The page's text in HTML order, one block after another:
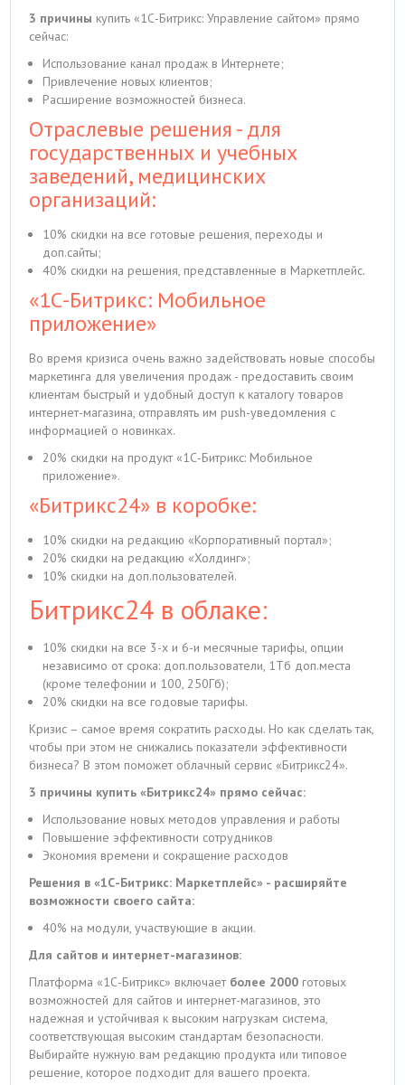
3 причины купить «1С-Битрикс: Управление сайтом» прямо
сейчас:
Использование канал продаж в Интернете;
Привлечение новых клиентов;
Расширение возможностей бизнеса.
Отраслевые решения - для
государственных и учебных
заведений, медицинских
организаций:
10% скидки на все готовые решения, переходы и
доп.сайты;
40% скидки на решения, представленные в Маркетплейс.
«1С-Битрикс: Мобильное
приложение»
Во время кризиса очень важно задействовать новые способы
маркетинга для увеличения продаж - предоставить своим
клиентам быстрый и удобный доступ к каталогу товаров
интернет-магазина, отправлять им push-уведомления с
информацией о новинках.
20% скидки на продукт «1С-Битрикс: Мобильное
приложение».
«Битрикс24» в коробке:
10% скидки на редакцию «Корпоративный портал»;
20% скидки на редакцию «Холдинг»;
10% скидки на доп.пользователей.
Битрикс24 в облаке:
10% скидки на все 3-х и 6-и месячные тарифы, опции
независимо от срока: доп.пользователи, 1Тб доп.места
(кроме телефонии и 100, 250Гб);
20% скидки на все годовые тарифы.
Кризис – самое время сократить расходы. Но как сделать так,
чтобы при этом не снижались показатели эффективности
бизнеса? В этом поможет облачный сервис «Битрикс24».
3 причины купить «Битрикс24» прямо сейчас:
Использование новых методов управления и работы
Повышение эффективности сотрудников
Экономия времени и сокращение расходов
Решения в «1С-Битрикс: Маркетплейс» - расширяйте
возможности своего сайта:
40% на модули, участвующие в акции.
Для сайтов и интернет-магазинов:
Платформа «1С-Битрикс» включает более 2000 готовых
возможностей для сайтов и интернет-магазинов, это
надежная и устойчивая к высоким нагрузкам система,
соответствующая высоким стандартам безопасности.
Выбирайте нужную вам редакцию продукта или типовое
решение, которое подходит для вашего проекта.